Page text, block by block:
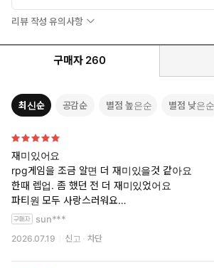
리뷰 작성 유의사항
구매자 260
최신순 공감순 별점 높은순 별점 낮은순
재미있어요
rpg게임을 조금 알면 더 재미있을것 같아요
한때 렙업. 좀 했던 전 더 재미있었어요
파티원 모두 사랑스러워요
우리 용사님은 대형견미가 있어요
sun***
2026.07.19 신고 차단